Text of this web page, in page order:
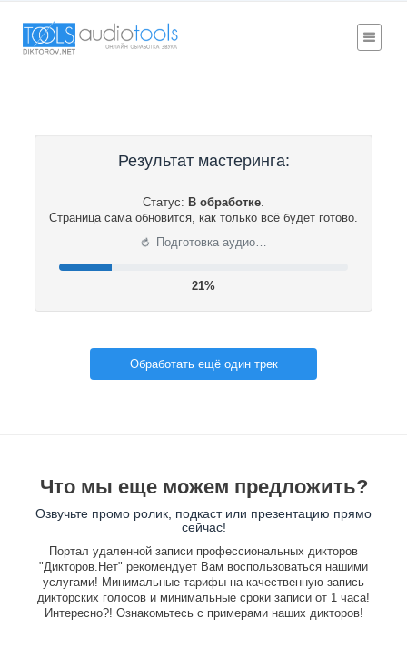
Результат мастеринга:
Статус: В обработке.
Страница сама обновится, как только всё будет готово.
⟳ Подготовка аудио…
21%
Обработать ещё один трек
Что мы еще можем предложить?
Озвучьте промо ролик, подкаст или презентацию прямо
сейчас!
Портал удаленной записи профессиональных дикторов
"Дикторов.Нет" рекомендует Вам воспользоваться нашими
услугами! Минимальные тарифы на качественную запись
дикторских голосов и минимальные сроки записи от 1 часа!
Интересно?! Ознакомьтесь с примерами наших дикторов!